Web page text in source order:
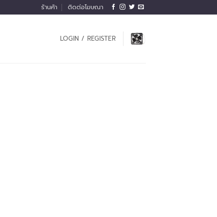
ร้านค้า ติดต่อโฆษณา
LOGIN / REGISTER